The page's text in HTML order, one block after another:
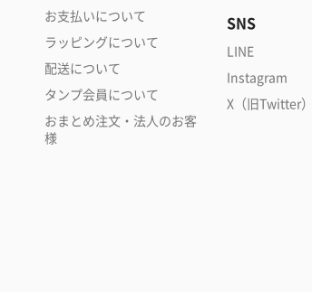
お支払いについて
ラッピングについて
配送について
タンプ会員について
おまとめ注文・法人のお客
様
SNS
LINE
Instagram
X（旧Twitter）